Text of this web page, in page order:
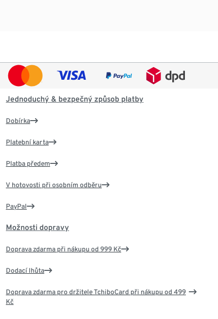
Jednoduchý & bezpečný způsob platby
Dobírka
Platební karta
Platba předem
V hotovosti při osobním odběru
PayPal
Možnosti dopravy
Doprava zdarma při nákupu od 999 Kč
Dodací lhůta
Doprava zdarma pro držitele TchiboCard při nákupu od 499
Kč